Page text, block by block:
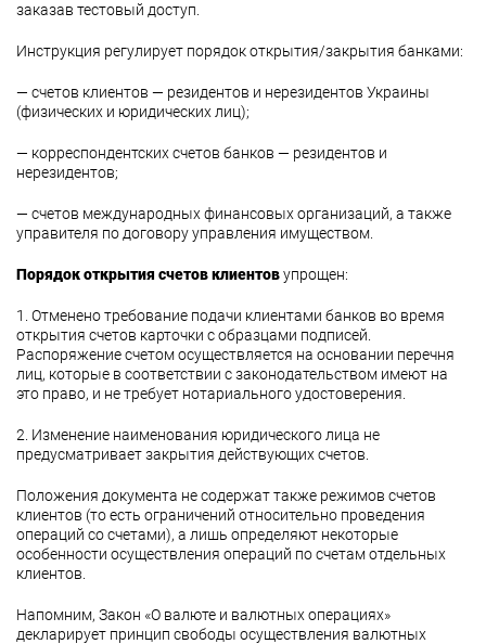
заказав тестовый доступ.
Инструкция регулирует порядок открытия/закрытия банками:
— счетов клиентов — резидентов и нерезидентов Украины
(физических и юридических лиц);
— корреспондентских счетов банков — резидентов и
нерезидентов;
— счетов международных финансовых организаций, а также
управителя по договору управления имуществом.
Порядок открытия счетов клиентовупрощен:
1. Отменено требование подачи клиентами банков во время
открытия счетов карточки с образцами подписей.
Распоряжение счетом осуществляется на основании перечня
лиц, которые в соответствии с законодательством имеют на
это право, и не требует нотариального удостоверения.
2. Изменение наименования юридического лица не
предусматривает закрытия действующих счетов.
Положения документа не содержат также режимов счетов
клиентов (то есть ограничений относительно проведения
операций со счетами), а лишь определяют некоторые
особенности осуществления операций по счетам отдельных
клиентов.
Напомним, Закон «О валюте и валютных операциях»
декларирует принцип свободы осуществления валютных